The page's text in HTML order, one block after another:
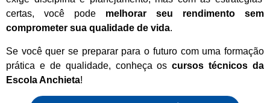
certas, você pode melhorar seu rendimento sem
comprometer sua qualidade de vida.
Se você quer se preparar para o futuro com uma formação
prática e de qualidade, conheça oscursos técnicos da
Escola Anchieta!